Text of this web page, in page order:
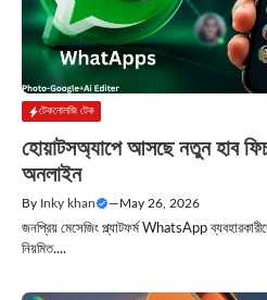
টেকনোলজি টেক
হোয়াটসঅ্যাপে আসছে নতুন হাব
অনলাইন
By Inky khan —May 26, 2026
জনপ্রিয় মেসেজিং প্ল্যাটফর্ম WhatsApp
নিয়মিত....